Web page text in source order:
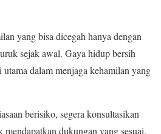
yang bisa dicegah hanya dengan
sejak awal. Gaya hidup bersih
utama dalam menjaga kehamilan yang
berisiko, segera konsultasikan
mendapatkan dukungan yang sesuai.